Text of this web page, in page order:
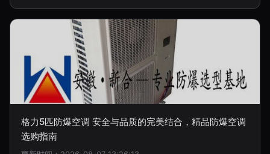
格力5匹防爆空调 安全与品质的完美结合，精品防爆空调
选购指南